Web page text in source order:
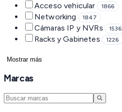
Acceso vehicular 1866
Networking 1847
Cámaras IP y NVRs 1536
Racks y Gabinetes 1226
Mostrar más
Marcas